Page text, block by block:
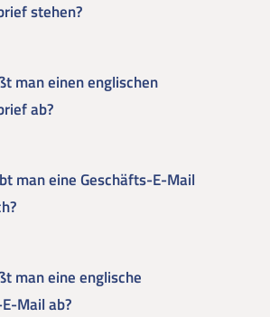
stehen?
man einen englischen
ab?
man eine Geschäfts-E-Mail
man eine englische
Mail ab?